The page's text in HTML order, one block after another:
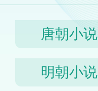
唐朝小说
明朝小说